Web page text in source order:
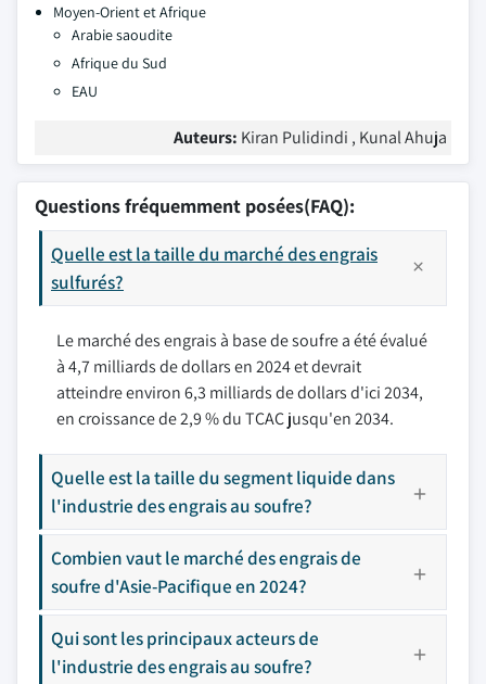
Moyen-Orient et Afrique
Arabie saoudite
Afrique du Sud
EAU
Auteurs: Kiran Pulidindi , Kunal Ahuja
Questions fréquemment posées(FAQ):
Quelle est la taille du marché des engrais
sulfurés?
Le marché des engrais à base de soufre a été évalué
à 4,7 milliards de dollars en 2024 et devrait
atteindre environ 6,3 milliards de dollars d'ici 2034,
en croissance de 2,9 % du TCAC jusqu'en 2034.
Quelle est la taille du segment liquide dans
l'industrie des engrais au soufre?
Combien vaut le marché des engrais de
soufre d'Asie-Pacifique en 2024?
Qui sont les principaux acteurs de
l'industrie des engrais au soufre?